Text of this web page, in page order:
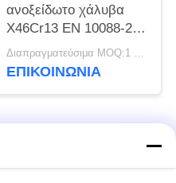
ανοξείδωτο χάλυβα
X46Cr13 EN 10088-2
1.4034 Υλικό
Διαπραγματεύσιμα MOQ:1 τόνος
ΕΠΙΚΟΙΝΩΝΊΑ